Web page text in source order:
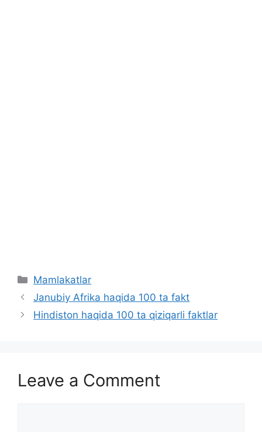
Categories
Mamlakatlar
Janubiy Afrika haqida 100 ta fakt
Hindiston haqida 100 ta qiziqarli faktlar
Leave a Comment